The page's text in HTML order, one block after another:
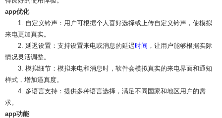
app优化
1. 自定义铃声：用户可根据个人喜好选择或上传自定义铃声，使模拟
来电更加真实。
2. 延迟设置：支持设置来电或消息的延迟时间 ，让用户能够根据实际
情况灵活调整。
3. 模拟细节：模拟来电和消息时，软件会模拟真实的来电界面和通知
样式，增加逼真度。
4. 多语言支持：提供多种语言选择，满足不同国家和地区用户的需
求。
app功能